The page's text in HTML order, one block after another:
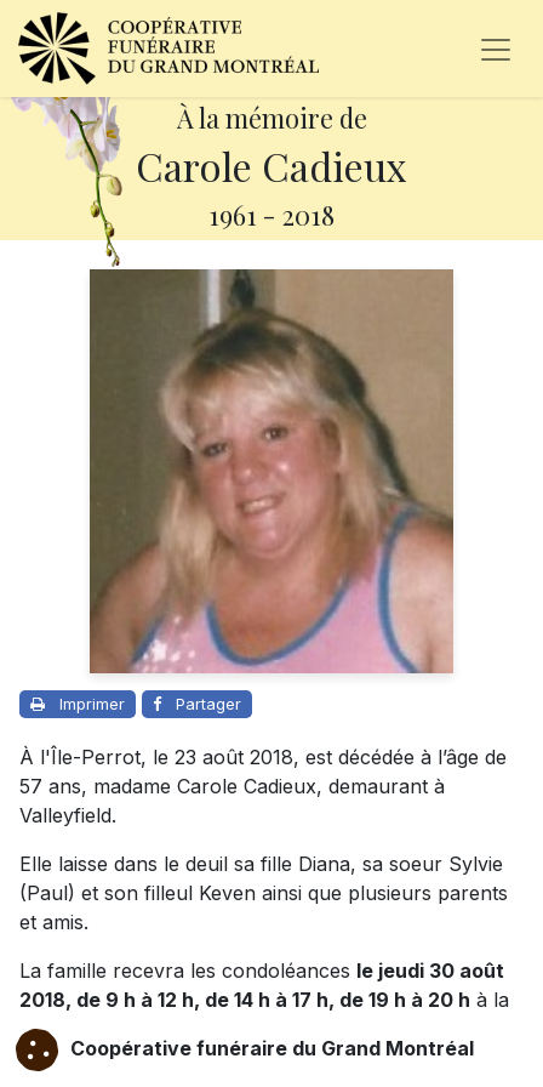
À la mémoire de
Carole Cadieux
1961 - 2018
Imprimer Partager
À l'Île-Perrot, le 23 août 2018, est décédée à l’âge de
57 ans, madame Carole Cadieux, demaurant à
Valleyfield.
Elle laisse dans le deuil sa fille Diana, sa soeur Sylvie
(Paul) et son filleul Keven ainsi que plusieurs parents
et amis.
La famille recevra les condoléances le jeudi 30 août
2018, de 9 h à 12 h, de 14 h à 17 h, de 19 h à 20 h à la
Coopérative funéraire du Grand Montréal